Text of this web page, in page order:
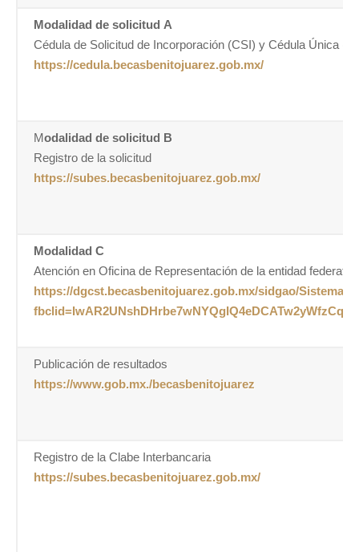
Modalidad de solicitud A
Cédula de Solicitud de Incorporación (CSI) y Cédula Única
https://cedula.becasbenitojuarez.gob.mx/
Modalidad de solicitud B
Registro de la solicitud
https://subes.becasbenitojuarez.gob.mx/
Modalidad C
Atención en Oficina de Representación de la entidad
https://dgcst.becasbenitojuarez.gob.mx/sidgao/Sistemas/
Publicación de resultados
https://www.gob.mx./becasbenitojuarez
Registro de la Clabe Interbancaria
https://subes.becasbenitojuarez.gob.mx/